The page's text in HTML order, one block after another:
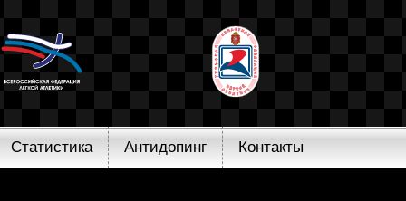
Статистика Антидопинг Контакты